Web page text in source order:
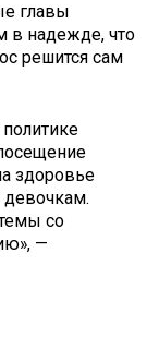
главы
в надежде, что
решится сам
здоровье
девочкам.
со
—